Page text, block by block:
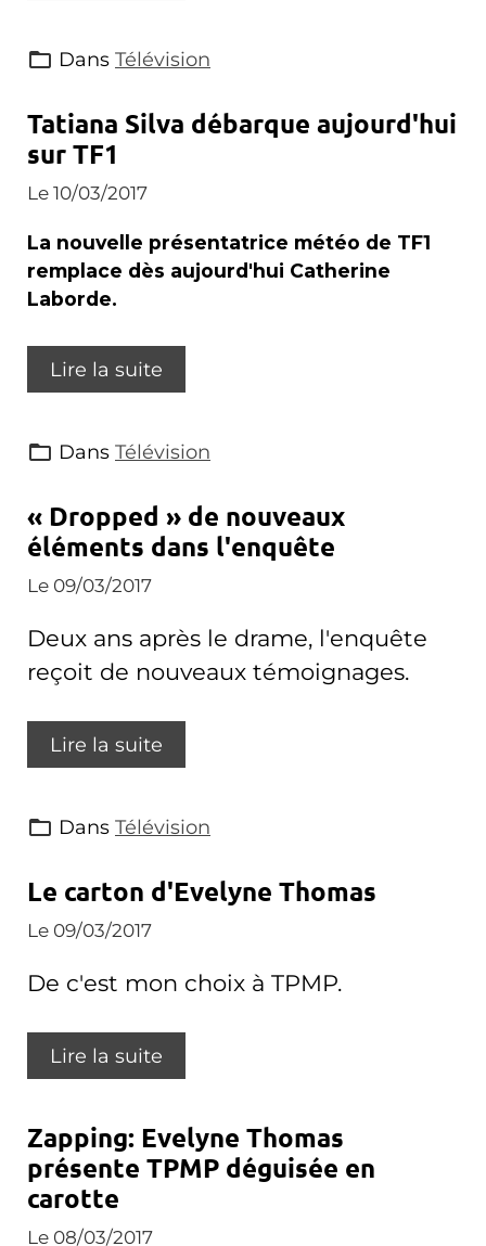
Dans Télévision
Tatiana Silva débarque aujourd'hui
sur TF1
Le 10/03/2017
La nouvelle présentatrice météo de TF1
remplace dès aujourd'hui Catherine
Laborde.
Lire la suite
Dans Télévision
« Dropped » de nouveaux
éléments dans l'enquête
Le 09/03/2017
Deux ans après le drame, l'enquête
reçoit de nouveaux témoignages.
Lire la suite
Dans Télévision
Le carton d'Evelyne Thomas
Le 09/03/2017
De c'est mon choix à TPMP.
Lire la suite
Zapping: Evelyne Thomas
présente TPMP déguisée en
carotte
Le 08/03/2017